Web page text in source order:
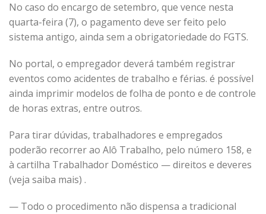
No caso do encargo de setembro, que vence nesta
quarta-feira (7), o pagamento deve ser feito pelo
sistema antigo, ainda sem a obrigatoriedade do FGTS.
No portal, o empregador deverá também registrar
eventos como acidentes de trabalho e férias. é possível
ainda imprimir modelos de folha de ponto e de controle
de horas extras, entre outros.
Para tirar dúvidas, trabalhadores e empregados
poderão recorrer ao Alô Trabalho, pelo número 158, e
à cartilha Trabalhador Doméstico — direitos e deveres
(veja saiba mais) .
— Todo o procedimento não dispensa a tradicional